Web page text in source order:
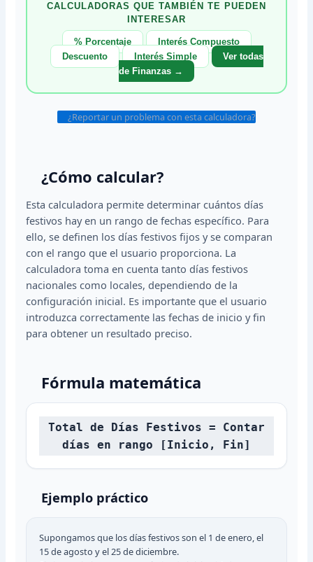
CALCULADORAS QUE TAMBIÉN TE PUEDEN
INTERESAR
% Porcentaje
Interés Compuesto
Descuento
Interés Simple
Ver todas
de Finanzas →
¿Reportar un problema con esta calculadora?
¿Cómo calcular?
Esta calculadora permite determinar cuántos días
festivos hay en un rango de fechas específico. Para
ello, se definen los días festivos fijos y se comparan
con el rango que el usuario proporciona. La
calculadora toma en cuenta tanto días festivos
nacionales como locales, dependiendo de la
configuración inicial. Es importante que el usuario
introduzca correctamente las fechas de inicio y fin
para obtener un resultado preciso.
Fórmula matemática
Total de Días Festivos = Contar
días en rango [Inicio, Fin]
Ejemplo práctico
Supongamos que los días festivos son el 1 de enero, el
15 de agosto y el 25 de diciembre.